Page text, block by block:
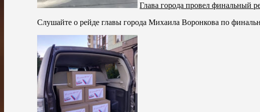
Глава города провел финальный
Слушайте о рейде главы города Михаила Воронкова по